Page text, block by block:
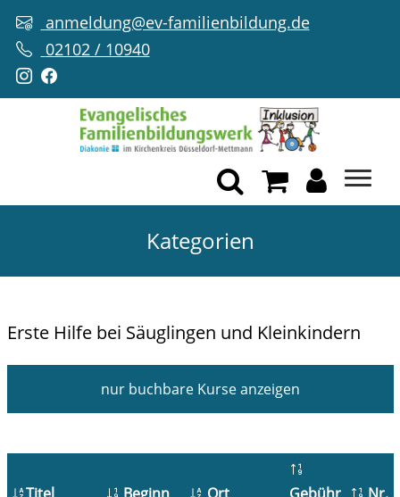
anmeldung@ev-familienbildung.de
02102 / 10940
Kategorien
Erste Hilfe bei Säuglingen und Kleinkindern
nur buchbareKurse anzeigen